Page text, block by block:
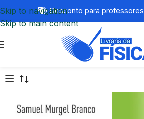
Skip to navigation
Skip to main content
Desconto para professores,